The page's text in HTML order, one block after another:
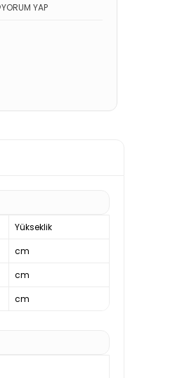
YORUM YAP
Yükseklik
cm
cm
cm